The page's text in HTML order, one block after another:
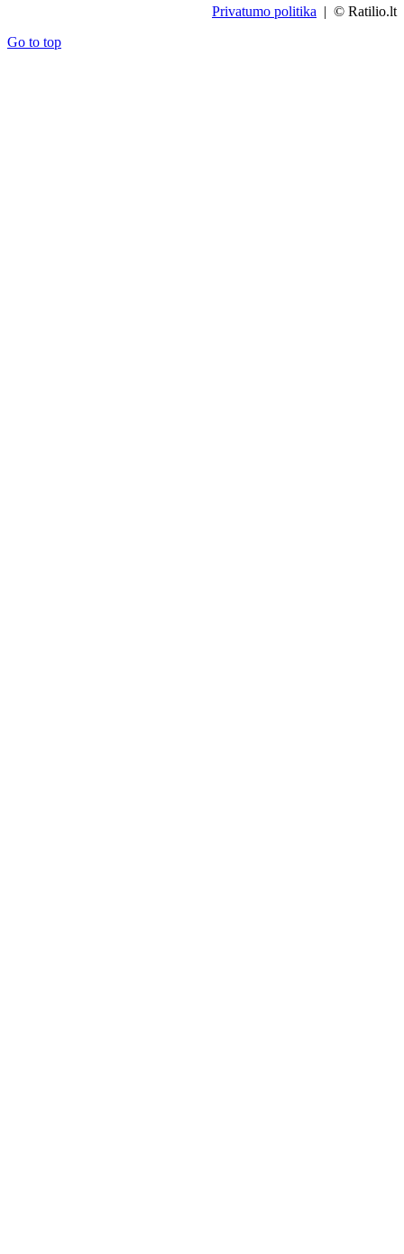
Privatumo politika | © Ratilio.lt
Go to top